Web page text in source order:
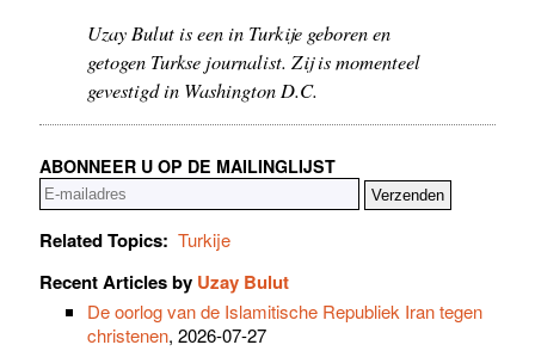
Uzay Bulut is een in Turkije geboren en
getogen Turkse journalist. Zij is momenteel
gevestigd in Washington D.C.
ABONNEER U OP DE MAILINGLIJST
Related Topics: Turkije
Recent Articles by Uzay Bulut
De oorlog van de Islamitische Republiek Iran tegen
christenen, 2026-07-27